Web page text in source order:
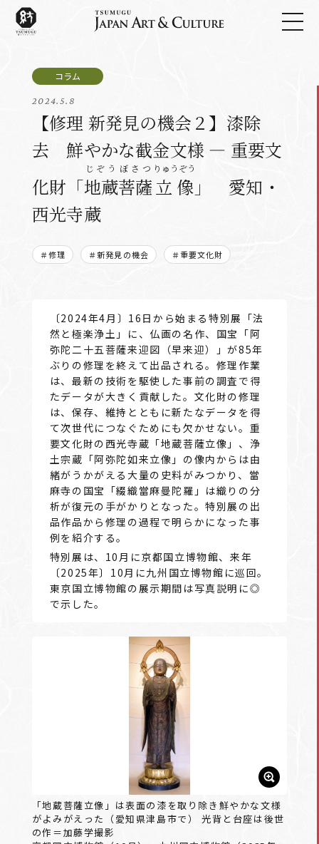
2024.5.8
【修理 新発見の機会２】漆除
去 鮮やかな截金文様 ― 重要文
化財「地蔵
じぞう
菩薩
ぼさつ
立像
りゅうぞう
」 愛知・
西光寺蔵
＃修理 ＃新発見の機会 ＃重要文化財
〔2024年4月〕16日から始まる特別展「法
然と極楽浄土」に、仏画の名作、国宝「阿
弥陀二十五菩薩来迎図（早来迎）」が85年
ぶりの修理を終えて出品される。修理作業
は、最新の技術を駆使した事前の調査で得
たデータが大きく貢献した。文化財の修理
は、保存、維持とともに新たなデータを得
て次世代につなぐためにも欠かせない。重
要文化財の西光寺蔵「地蔵菩薩立像」、浄
土宗蔵「阿弥陀如来立像」の像内からは由
緒がうかがえる大量の史料がみつかり、當
麻寺の国宝「綴織當麻曼陀羅」は織りの分
析が復元の手がかりとなった。特別展の出
品作品から修理の過程で明らかになった事
例を紹介する。
特別展は、10月に京都国立博物館、来年
〔2025年〕10月に九州国立博物館に巡回。
東京国立博物館の展示期間は写真説明に◎
で示した。
「地蔵菩薩立像」は表面の漆を取り除き鮮やかな文様
がよみがえった（愛知県津島市で） 光背と台座は後世
の作＝加藤学撮影